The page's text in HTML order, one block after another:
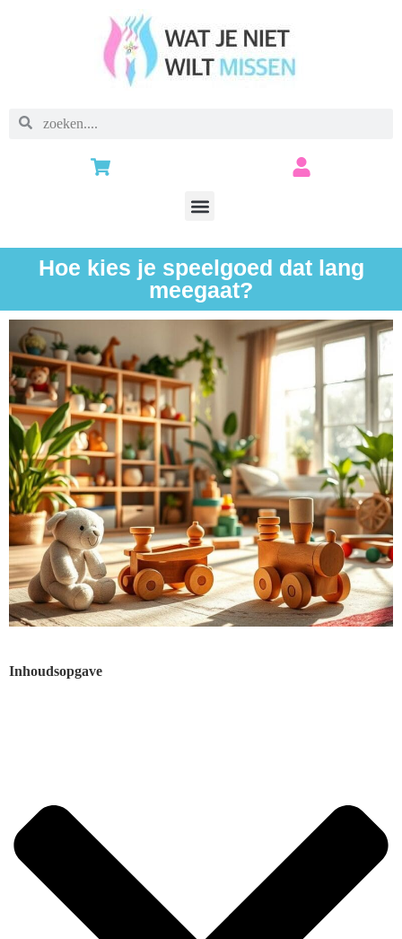
Hoe kies je speelgoed dat lang
meegaat?
Inhoudsopgave